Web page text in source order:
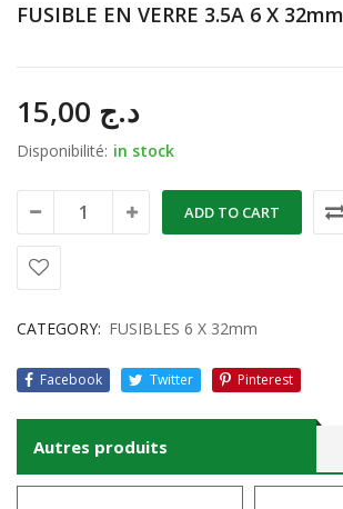
FUSIBLE EN VERRE 3.5A 6 X
د.ج
Disponibilité: in stock
ADD TO CART
CATEGORY: FUSIBLES 6 X 32mm
Facebook Twitter Pinterest
Autres produits